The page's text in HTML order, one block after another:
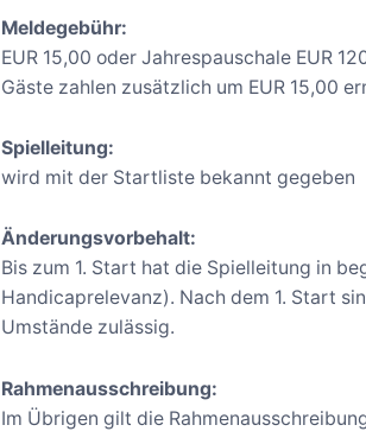
Meldegebühr:
EUR 15,00 oder Jahrespauschale EUR
Gäste zahlen zusätzlich um EUR 15,00
Spielleitung:
wird mit der Startliste bekannt gegeben
Änderungsvorbehalt:
Bis zum 1. Start hat die Spielleitung in
Handicaprelevanz). Nach dem 1. Start
Umstände zulässig.
Rahmenausschreibung:
Im Übrigen gilt die